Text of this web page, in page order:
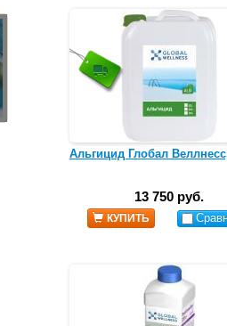
Альгицид Глобал
13 750 руб.
КУПИТЬ